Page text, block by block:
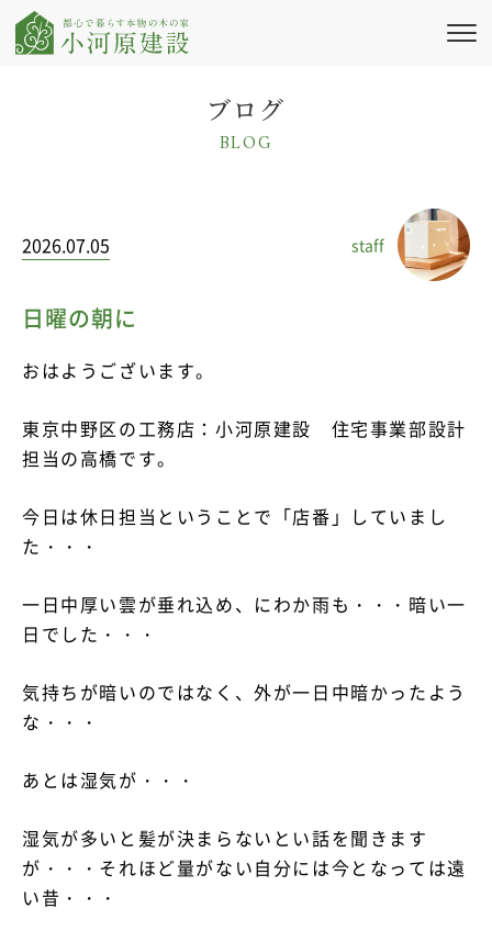
施工実績
ブログ
BLOG
2026.07.05 staff
日曜の朝に
おはようございます。
東京中野区の工務店：小河原建設 住宅事業部設計
担当の高橋です。
今日は休日担当ということで「店番」していまし
た・・・
一日中厚い雲が垂れ込め、にわか雨も・・・暗い一
日でした・・・
気持ちが暗いのではなく、外が一日中暗かったよう
な・・・
あとは湿気が・・・
湿気が多いと髪が決まらないとい話を聞きます
が・・・それほど量がない自分には今となっては遠
い昔・・・